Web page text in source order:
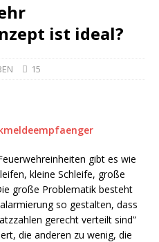
ist ideal?
15
gibt es wie
kleine Schleife, große
große Problematik besteht
so gestalten, dass
gerecht verteilt sind”
die anderen zu wenig, die